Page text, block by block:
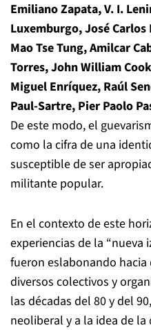
Emiliano Zapata, V. I.
Luxemburgo, José
Mao Tse Tung, Amilcar
Torres, John William
Miguel Enríquez, Raúl
Paul-Sartre, Pier Paolo
De este modo, el
como la cifra de una
susceptible de ser
militante popular.
En el contexto de este
experiencias de la “nueva
fueron eslabonando
diversos colectivos y
las décadas del 80 y del
neoliberal y a la idea de